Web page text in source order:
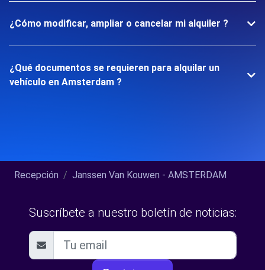
¿Cómo modificar, ampliar o cancelar mi alquiler ?
¿Qué documentos se requieren para alquilar un
vehículo en Amsterdam ?
Recepción Janssen Van Kouwen - AMSTERDAM
Suscríbete a nuestro boletín de noticias: